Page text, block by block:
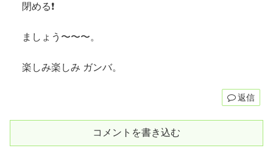
閉める❗️
ましょう〜〜〜。
楽しみ楽しみ ガンバ。
返信
コメントを書き込む